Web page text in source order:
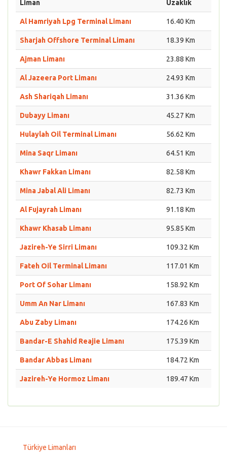
Liman Uzaklık
Al Hamriyah Lpg Terminal Limanı 16.40 Km
Sharjah Offshore Terminal Limanı 18.39 Km
Ajman Limanı 23.88 Km
Al Jazeera Port Limanı 24.93 Km
Ash Shariqah Limanı 31.36 Km
Dubayy Limanı 45.27 Km
Hulaylah Oil Terminal Limanı 56.62 Km
Mina Saqr Limanı 64.51 Km
Khawr Fakkan Limanı 82.58 Km
Mina Jabal Ali Limanı 82.73 Km
Al Fujayrah Limanı 91.18 Km
Khawr Khasab Limanı 95.85 Km
Jazireh-Ye Sirri Limanı 109.32 Km
Fateh Oil Terminal Limanı 117.01 Km
Port Of Sohar Limanı 158.92 Km
Umm An Nar Limanı 167.83 Km
Abu Zaby Limanı 174.26 Km
Bandar-E Shahid Reajie Limanı 175.39 Km
Bandar Abbas Limanı 184.72 Km
Jazireh-Ye Hormoz Limanı 189.47 Km
Türkiye Limanları